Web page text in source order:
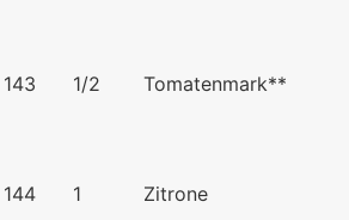
143 1/2 Tomatenmark**
144 1 Zitrone